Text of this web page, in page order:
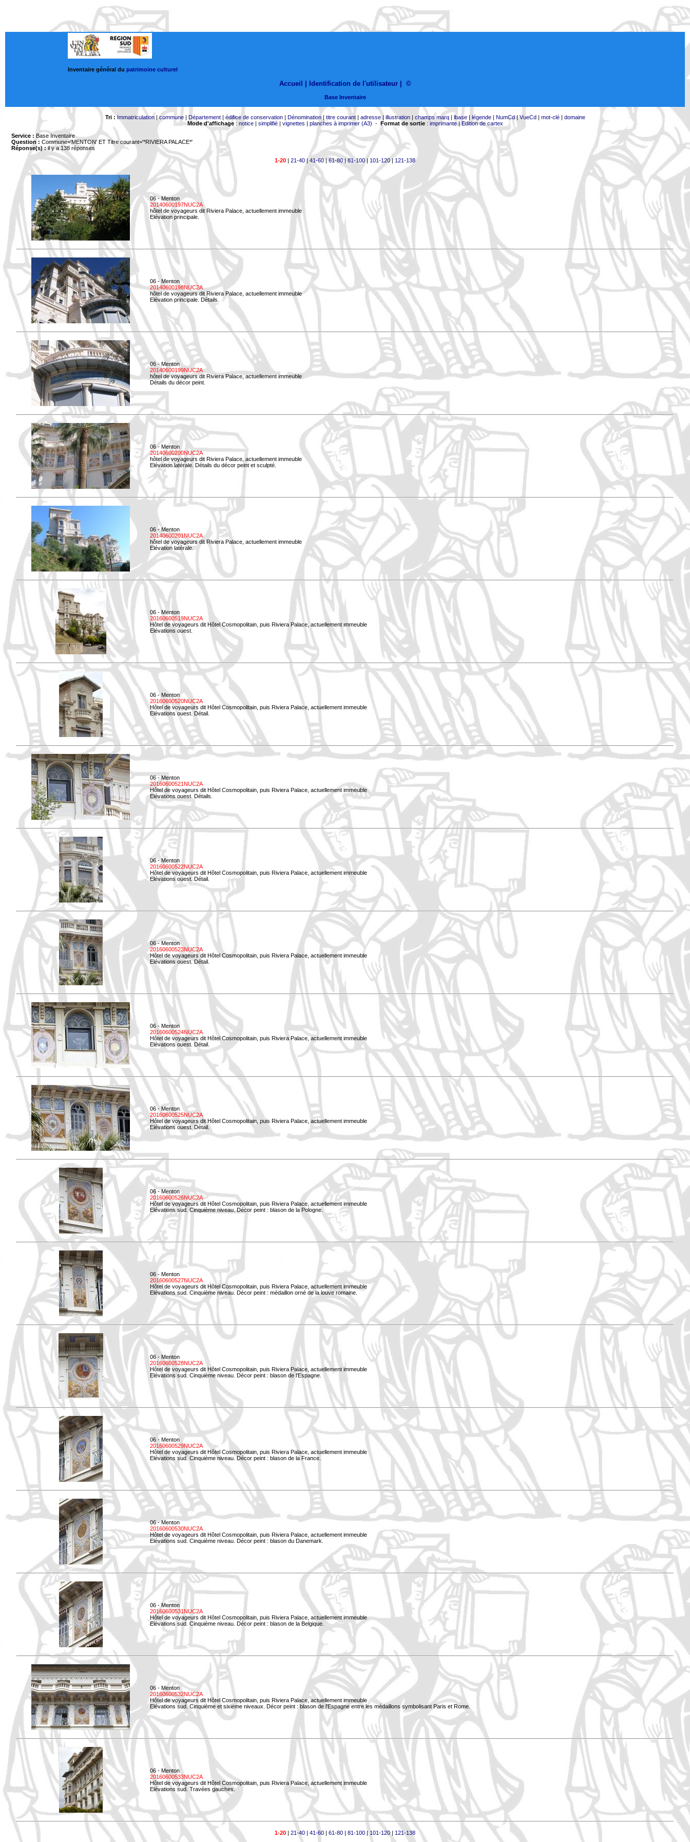
Inventaire général du patrimoine culturel
Accueil | Identification de l'utilisateur ©
Base Inventaire
Tri : Immatriculation|commune| Département| édifice de conservation| Dénomination| titre courant| adresse| illustration| champs marq| lbase| légende| NumCd|VueCd| mot-clé| domaine
Mode d'affichage: notice| simplifié| vignettes | planches à imprimer (A3) - Format de sortie: imprimante|Edition de cartex
Service : Base Inventaire
Question : Commune='MENTON' ET Titre courant='*RIVIERA PALACE*'
Réponse(s) :il y a 138 réponses
1-20 | 21-40 | 41-60|61-80| 81-100 | 101-120| 121-138
06 - Menton
20140600197NUC2A
hôtel de voyageurs dit Riviera Palace, actuellement immeuble
Elévation principale.
06 - Menton
20140600198NUC2A
hôtel de voyageurs dit Riviera Palace, actuellement immeuble
Elévation principale. Détails.
06 - Menton
20140600199NUC2A
hôtel de voyageurs dit Riviera Palace, actuellement immeuble
Détails du décor peint.
06 - Menton
20140600200NUC2A
hôtel de voyageurs dit Riviera Palace, actuellement immeuble
Elévation latérale. Détails du décor peint et sculpté.
06 - Menton
20140600201NUC2A
hôtel de voyageurs dit Riviera Palace, actuellement immeuble
Elévation latérale.
06 - Menton
20160600519NUC2A
Hôtel de voyageurs dit Hôtel Cosmopolitain, puis Riviera Palace, actuellement immeuble
Elévations ouest.
06 - Menton
20160600520NUC2A
Hôtel de voyageurs dit Hôtel Cosmopolitain, puis Riviera Palace, actuellement immeuble
Elévations ouest. Détail.
06 - Menton
20160600521NUC2A
Hôtel de voyageurs dit Hôtel Cosmopolitain, puis Riviera Palace, actuellement immeuble
Elévations ouest. Détails.
06 - Menton
20160600522NUC2A
Hôtel de voyageurs dit Hôtel Cosmopolitain, puis Riviera Palace, actuellement immeuble
Elévations ouest. Détail.
06 - Menton
20160600523NUC2A
Hôtel de voyageurs dit Hôtel Cosmopolitain, puis Riviera Palace, actuellement immeuble
Elévations ouest. Détail.
06 - Menton
20160600524NUC2A
Hôtel de voyageurs dit Hôtel Cosmopolitain, puis Riviera Palace, actuellement immeuble
Elévations ouest. Détail.
06 - Menton
20160600525NUC2A
Hôtel de voyageurs dit Hôtel Cosmopolitain, puis Riviera Palace, actuellement immeuble
Elévations ouest. Détail.
06 - Menton
20160600526NUC2A
Hôtel de voyageurs dit Hôtel Cosmopolitain, puis Riviera Palace, actuellement immeuble
Elévations sud. Cinquième niveau. Décor peint : blason de la Pologne.
06 - Menton
20160600527NUC2A
Hôtel de voyageurs dit Hôtel Cosmopolitain, puis Riviera Palace, actuellement immeuble
Elévations sud. Cinquième niveau. Décor peint : médaillon orné de la louve romaine.
06 - Menton
20160600528NUC2A
Hôtel de voyageurs dit Hôtel Cosmopolitain, puis Riviera Palace, actuellement immeuble
Elévations sud. Cinquième niveau. Décor peint : blason de l'Espagne.
06 - Menton
20160600529NUC2A
Hôtel de voyageurs dit Hôtel Cosmopolitain, puis Riviera Palace, actuellement immeuble
Elévations sud. Cinquième niveau. Décor peint : blason de la France.
06 - Menton
20160600530NUC2A
Hôtel de voyageurs dit Hôtel Cosmopolitain, puis Riviera Palace, actuellement immeuble
Elévations sud. Cinquième niveau. Décor peint : blason du Danemark.
06 - Menton
20160600531NUC2A
Hôtel de voyageurs dit Hôtel Cosmopolitain, puis Riviera Palace, actuellement immeuble
Elévations sud. Cinquième niveau. Décor peint : blason de la Belgique.
06 - Menton
20160600532NUC2A
Hôtel de voyageurs dit Hôtel Cosmopolitain, puis Riviera Palace, actuellement immeuble
Elévations sud. Cinquième et sixième niveaux. Décor peint : blason de l'Espagne entre les médaillons symbolisant Paris et Rome.
06 - Menton
20160600533NUC2A
Hôtel de voyageurs dit Hôtel Cosmopolitain, puis Riviera Palace, actuellement immeuble
Elévations sud. Travées gauches.
1-20 | 21-40 | 41-60 | 61-80 | 81-100 | 101-120| 121-138